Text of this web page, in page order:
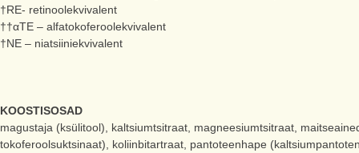
†RE- retinoolekvivalent
††αTE – alfatokoferoolekvivalent
†NE – niatsiiniekvivalent
KOOSTISOSAD
magustaja (ksülitool), kaltsiumtsitraat, magneesiumtsitraat,
tokoferoolsuktsinaat), koliinbitartraat, pantoteenhape